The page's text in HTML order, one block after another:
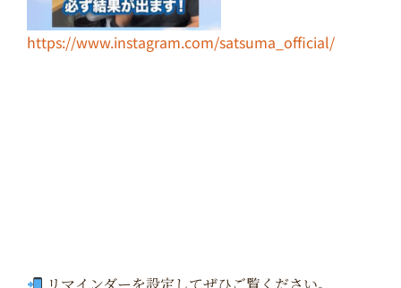
https://www.instagram.com/satsuma_official/